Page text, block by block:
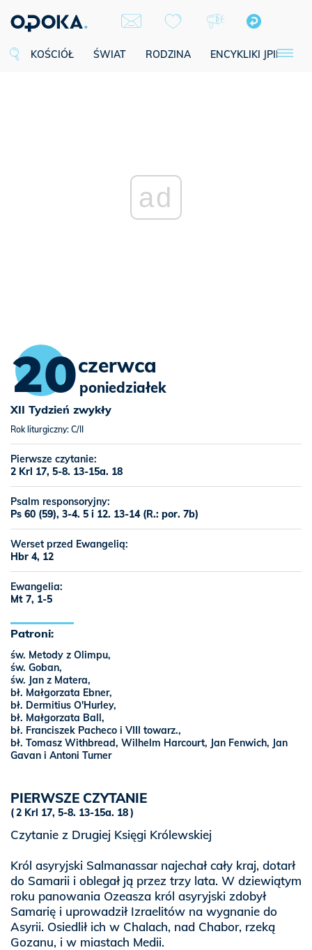
KOŚCIÓŁ ŚWIAT RODZINA ENCYKLIKI JPII
ad
20czerwca
poniedziałek
XII Tydzień zwykły
Rok liturgiczny: C/II
Pierwsze czytanie:
2 Krl 17, 5-8. 13-15a. 18
Psalm responsoryjny:
Ps 60 (59), 3-4. 5 i 12. 13-14 (R.: por. 7b)
Werset przed Ewangelią:
Hbr 4, 12
Ewangelia:
Mt 7, 1-5
Patroni:
św. Metody z Olimpu,
św. Goban,
św. Jan z Matera,
bł. Małgorzata Ebner,
bł. Dermitius O'Hurley,
bł. Małgorzata Ball,
bł. Franciszek Pacheco i VIII towarz.,
bł. Tomasz Withbread, Wilhelm Harcourt, Jan Fenwich, Jan
Gavan i Antoni Turner
PIERWSZE CZYTANIE
2 Krl 17, 5-8. 13-15a. 18
Czytanie z Drugiej Księgi Królewskiej
Król asyryjski Salmanassar najechał cały kraj, dotarł
do Samarii i oblegał ją przez trzy lata. W dziewiątym
roku panowania Ozeasza król asyryjski zdobył
Samarię i uprowadził Izraelitów na wygnanie do
Asyrii. Osiedlił ich w Chalach, nad Chabor, rzeką
Gozanu, i w miastach Medii.